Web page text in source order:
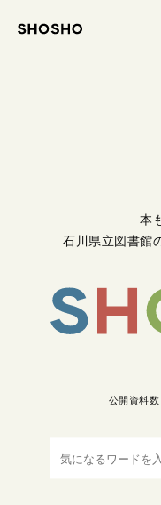
本
石川県立図書館
公開資料数